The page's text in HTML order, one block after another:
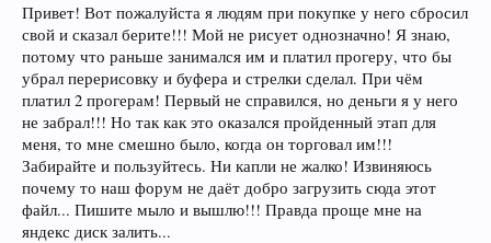
Привет! Вот пожалуйста я людям при покупке у него сбросил
свой и сказал берите!!! Мой не рисует однозначно! Я знаю,
потому что раньше занимался им и платил прогеру, что бы
убрал перерисовку и буфера и стрелки сделал. При чём
платил 2 прогерам! Первый не справился, но деньги я у него
не забрал!!! Но так как это оказался пройденный этап для
меня, то мне смешно было, когда он торговал им!!!
Забирайте и пользуйтесь. Ни капли не жалко! Извиняюсь
почему то наш форум не даёт добро загрузить сюда этот
файл... Пишите мыло и вышлю!!! Правда проще мне на
яндекс диск залить...